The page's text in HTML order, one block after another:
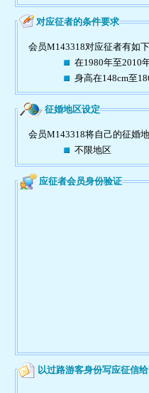
对应征者的条件要求
会员M143318对应征者有如下
在1980年至2010
身高在148cm至
征婚地区设定
会员M143318将自己的征婚
不限地区
应征者会员身份验证
以过路游客身份写应征信